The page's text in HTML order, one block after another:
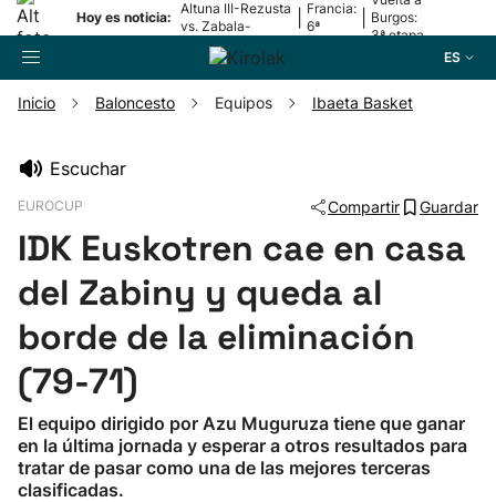
Hoy es noticia:
Altuna III-Rezusta
vs. Zabala-
Zabaleta
Francia:
6ª
Burgos:
3ª etapa
ES
Pelota
Remo
Baloncesto
Ciclismo
Inicio Baloncesto Equipos Ibaeta Basket
Escuchar
EUROCUP Compartir Guardar
IDK Euskotren cae en casa
del Zabiny y queda al
borde de la eliminación
(79-71)
El equipo dirigido por Azu Muguruza tiene que ganar
en la última jornada y esperar a otros resultados para
tratar de pasar como una de las mejores terceras
clasificadas.